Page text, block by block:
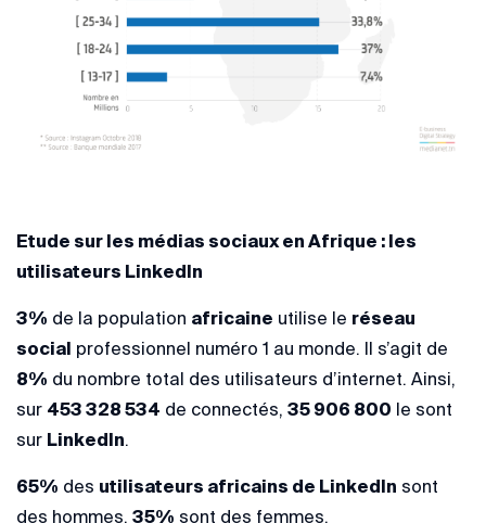
Etude sur les médias sociaux en Afrique : les
utilisateurs LinkedIn
3% de la population africaine utilise le réseau
social professionnel numéro 1 au monde. Il s’agit de
8% du nombre total des utilisateurs d’internet. Ainsi,
sur 453 328 534 de connectés, 35 906 800 le sont
sur LinkedIn.
65% des utilisateurs africains de LinkedIn sont
des hommes, 35% sont des femmes.